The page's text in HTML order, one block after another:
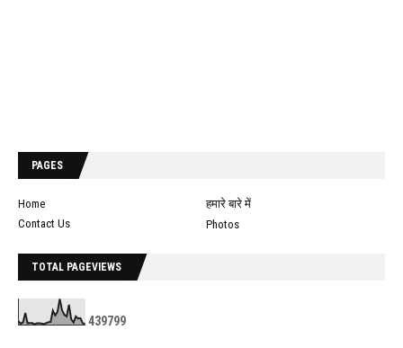
PAGES
Home
हमारे बारे में
Contact Us
Photos
TOTAL PAGEVIEWS
439799